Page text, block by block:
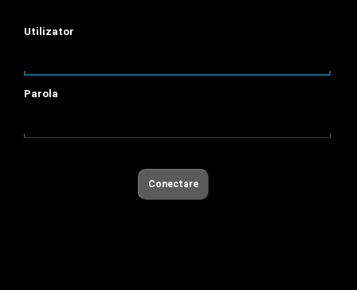
Utilizator
Parola
Conectare